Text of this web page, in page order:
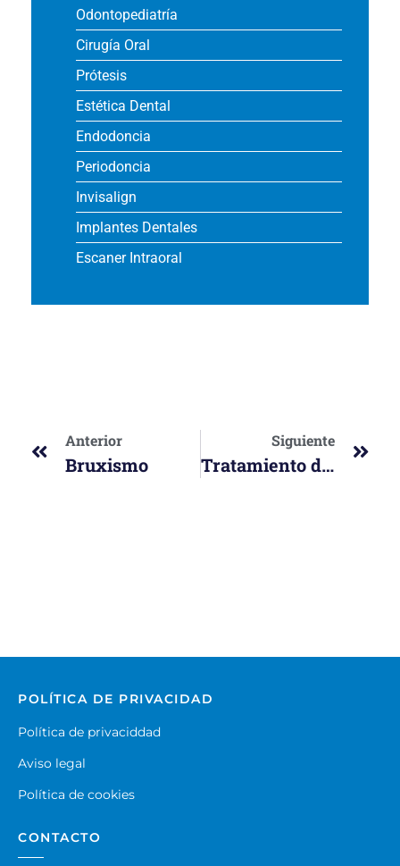
Odontopediatría
Cirugía Oral
Prótesis
Estética Dental
Endodoncia
Periodoncia
Invisalign
Implantes Dentales
Escaner Intraoral
Anterior
Bruxismo
Siguiente
Tratamiento de la enfermedad periodontal
CONTACTO
POLÍTICA DE PRIVACIDAD
Política de privaciddad
Aviso legal
Política de cookies